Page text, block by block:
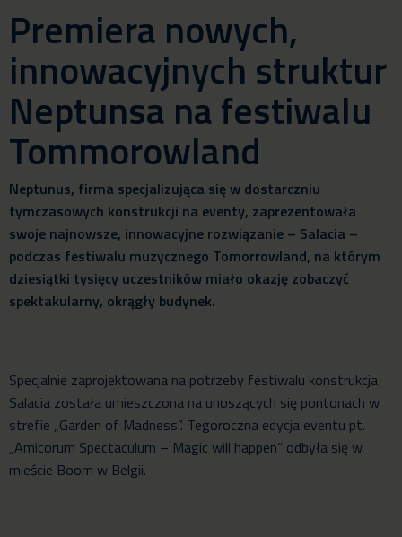
Premiera nowych,
innowacyjnych struktur
Neptunsa na festiwalu
Tommorowland
Neptunus, firma specjalizująca się w dostarczniu
tymczasowych konstrukcji na eventy, zaprezentowała
swoje najnowsze, innowacyjne rozwiązanie – Salacia –
podczas festiwalu muzycznego Tomorrowland, na którym
dziesiątki tysięcy uczestników miało okazję zobaczyć
spektakularny, okrągły budynek.
Specjalnie zaprojektowana na potrzeby festiwalu konstrukcja
Salacia została umieszczona na unoszących się pontonach w
strefie „Garden of Madness”. Tegoroczna edycja eventu pt.
„Amicorum Spectaculum – Magic will happen” odbyła się w
mieście Boom w Belgii.